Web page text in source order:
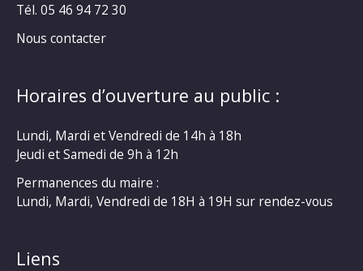
Tél. 05 46 94 72 30
Nous contacter
Horaires d’ouverture au public :
Lundi, Mardi et Vendredi de 14h à 18h
Jeudi et Samedi de 9h à 12h
Permanences du maire :
Lundi, Mardi, Vendredi de 18H à 19H sur rendez-vous
Liens